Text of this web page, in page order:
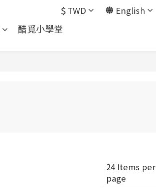
$ TWD English
醋覓小學堂
24 Items per
page